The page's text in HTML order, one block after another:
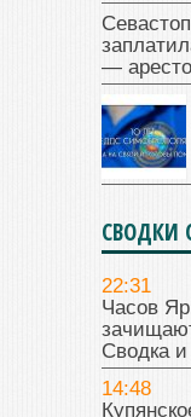
—
СВОДКИ
22:31
Часов
Сводка
14:48